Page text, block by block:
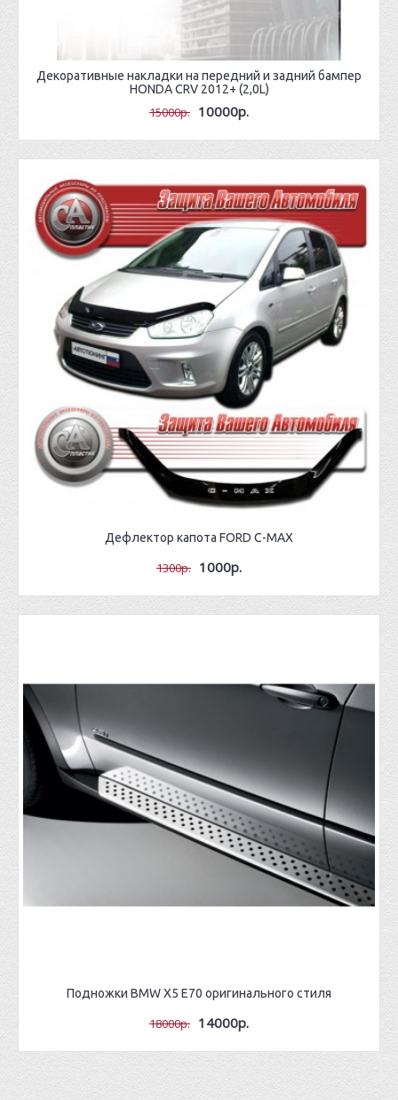
Декоративные накладки на передний и задний бампер
HONDA CRV 2012+ (2,0L)
15000р. 10000р.
Дефлектор капота FORD C-MAX
1300р. 1000р.
Подножки BMW X5 E70 оригинального стиля
18000р. 14000р.